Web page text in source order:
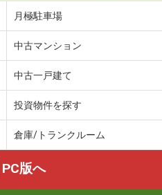
月極駐車場
中古マンション
中古一戸建て
投資物件を探す
倉庫/トランクルーム
PC版へ